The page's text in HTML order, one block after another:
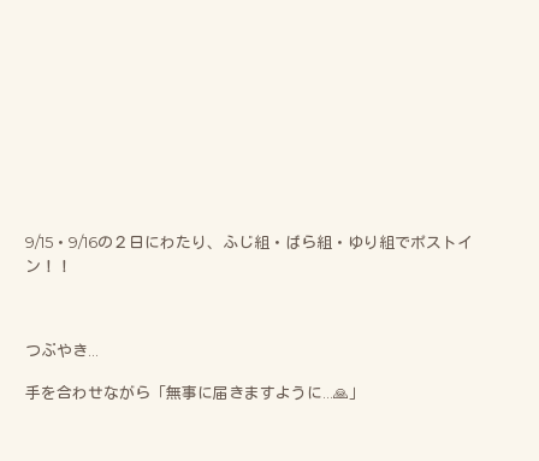
9/15・9/16の２日にわたり、ふじ組・ばら組・ゆり組でポストイ
ン！！
つぶやき…
手を合わせながら「無事に届きますように…🙏」